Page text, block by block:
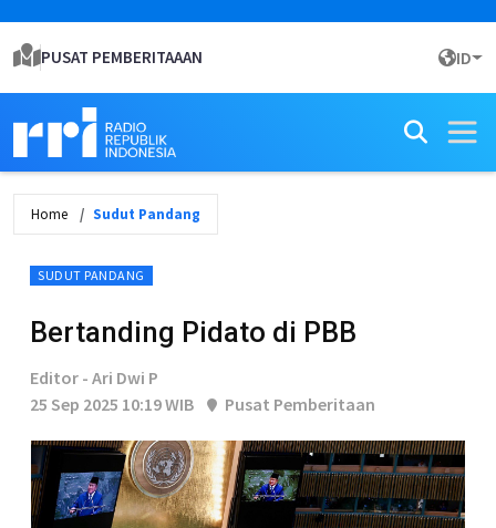
PUSAT PEMBERITAAAN ID
Home Sudut Pandang
SUDUT PANDANG
Bertanding Pidato di PBB
Editor - Ari Dwi P
25 Sep 2025 10:19 WIB
Pusat Pemberitaan